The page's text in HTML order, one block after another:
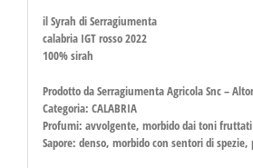
il Syrah di Serragiumenta
calabria IGT rosso 2022
100% sirah
Prodotto da Serragiumenta Agricola Snc –
Categoria: CALABRIA
Profumi: avvolgente, morbido dai toni fruttati
Sapore: denso, morbido con sentori di spezie,